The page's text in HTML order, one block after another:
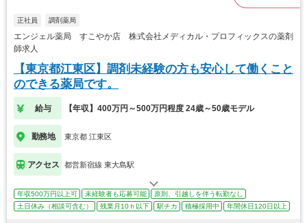
正社員 調剤薬局
エンジェル薬局 すこやか店 株式会社メディカル・プロフィックスの薬剤
師求人
【東京都江東区】調剤未経験の方も安心して働くこと
のできる薬局です。
給与 【年収】400万円～500万円程度 24歳～50歳モデル
勤務地 東京都 江東区
アクセス 都営新宿線 東大島駅
年収500万円以上可 未経験者も応募可能
原則、引越しを伴う転勤なし
土日休み（相談可含む）
残業月10ｈ以下 駅チカ 積極採用中 年間休日120日以上